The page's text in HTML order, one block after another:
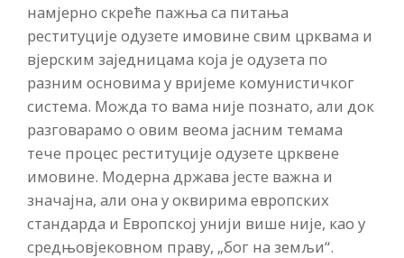
намјерно скреће пажња са питања
реституције одузете имовине свим црквама и
вјерским заједницама која је одузета по
разним основима у вријеме комунистичког
система. Можда то вама није познато, али док
разговарамо о овим веома јасним темама
тече процес реституције одузете црквене
имовине. Модерна држава јесте важна и
значајна, али она у оквирима европских
стандарда и Европској унији више није, као у
средњовјековном праву, „бог на земљи“.